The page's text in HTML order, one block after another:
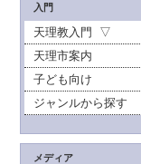
入門
天理教入門
天理市案内
子ども向け
ジャンルから探す
メディア